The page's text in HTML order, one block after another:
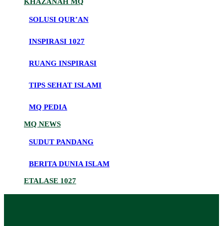
SOLUSI QUR’AN
INSPIRASI 1027
RUANG INSPIRASI
TIPS SEHAT ISLAMI
MQ PEDIA
MQ NEWS
SUDUT PANDANG
BERITA DUNIA ISLAM
ETALASE 1027